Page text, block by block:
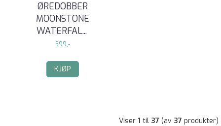
ØREDOBBER
MOONSTONE
WATERFAL...
599,-
KJØP
Viser 1 til 37 (av 37 produkter)